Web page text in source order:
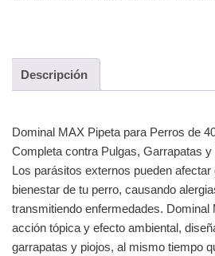
Descripción
Dominal MAX Pipeta para Perros de
Completa contra Pulgas, Garrapatas y
Los parásitos externos pueden
bienestar de tu perro, causando
transmitiendo enfermedades. Dominal
acción tópica y efecto ambiental,
garrapatas y piojos, al mismo tiempo